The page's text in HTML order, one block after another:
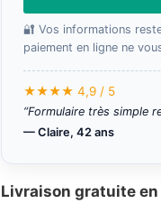
🔐 Vos informations
paiement en ligne ne
★★★★ 4,9 / 5
“Formulaire très simple
— Claire, 42 ans
Livraison gratuite en